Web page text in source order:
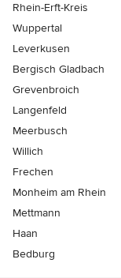
Rhein-Erft-Kreis
Wuppertal
Leverkusen
Bergisch Gladbach
Grevenbroich
Langenfeld
Meerbusch
Willich
Frechen
Monheim am Rhein
Mettmann
Haan
Bedburg